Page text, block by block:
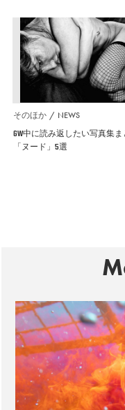
そのほか NEWS
GW中に読み返したい写真集
「ヌード」5選